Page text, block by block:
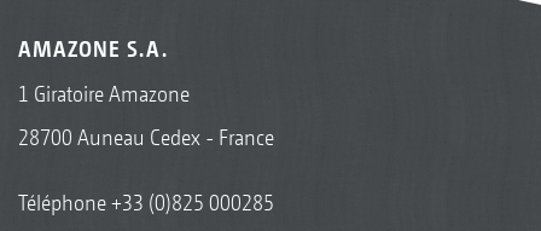
AMAZONE S.A.
1 Giratoire Amazone
28700 Auneau Cedex - France
Téléphone+33 (0)825 000285